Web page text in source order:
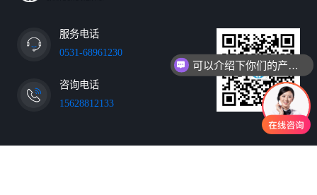
服务电话
0531-68961230
咨询电话
15628812133